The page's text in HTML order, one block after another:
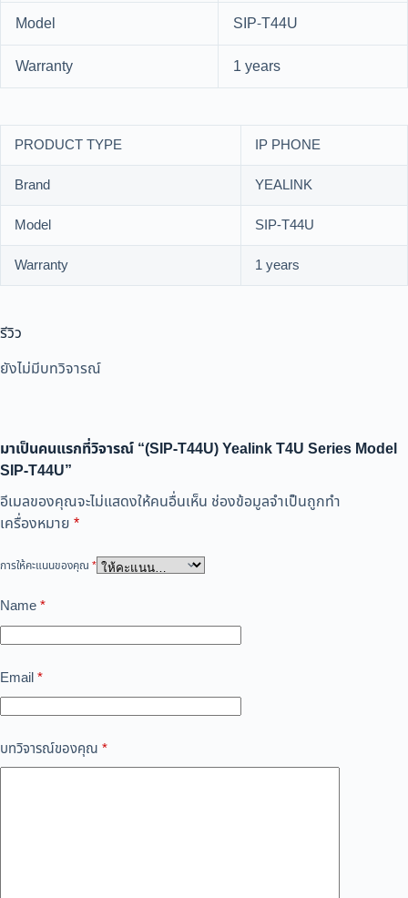
Model
SIP-T44U
Warranty
1 years
PRODUCT TYPE
IP PHONE
Brand
YEALINK
Model
SIP-T44U
Warranty
1 years
รีวิว
ยังไม่มีบทวิจารณ์
มาเป็นคนแรกที่วิจารณ์ “(SIP-T44U) Yealink T4U Series Model
SIP-T44U”
อีเมลของคุณจะไม่แสดงให้คนอื่นเห็น ช่องข้อมูลจำเป็นถูกทำ
เครื่องหมาย *
การให้คะแนนของคุณ *
Name*
Email*
บทวิจารณ์ของคุณ *